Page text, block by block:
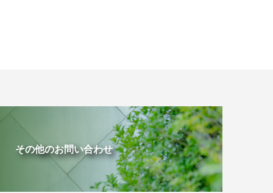
その他のお問い合わせ